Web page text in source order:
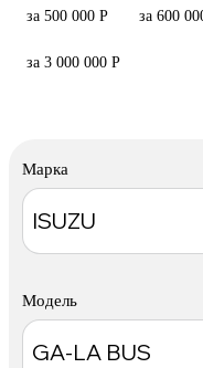
за 500 000 Р за 600
за 3 000 000 Р
Марка
Модель